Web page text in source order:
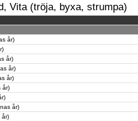
Vita (tröja, byxa, strumpa)
år)
år)
år)
år)
år)
år)
år)